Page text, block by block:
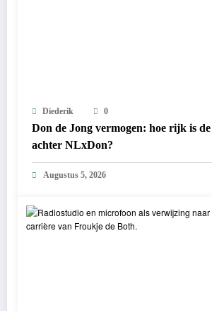
Diederik 0
Don de Jong vermogen: hoe rijk is
achter NLxDon?
Augustus 5, 2026